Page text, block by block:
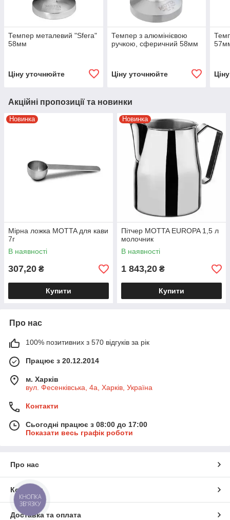
Темпер металевий "Sfera"
58мм
Ціну уточнюйте
Темпер з алюмінієвою
ручкою, сферичний 58мм
Ціну уточнюйте
Акційні пропозиції та новинки
Новинка
Мірна ложка MOTTA для кави
7г
В наявності
307,20 ₴
Купити
Новинка
Пітчер MOTTA EUROPA 1,5 л
молочник
В наявності
1 843,20 ₴
Купити
Про нас
100% позитивних з 570 відгуків за рік
Працює з 20.12.2014
м. Харків
вул. Фесенківська, 4а, Харків, Україна
Контакти
Сьогодні працює з 08:00 до 17:00
Показати весь графік роботи
Про нас
Контакти
Доставка та оплата
КНОПКА
ЗВ'ЯЗКУ